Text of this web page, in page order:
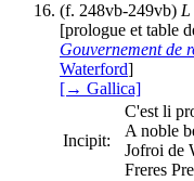
(f. 248vb-249vb) L
[prologue et table
Gouvernement de
Waterford]
[→ Gallica]
Incipit:
C'est li
A noble
Jofroi de
Freres